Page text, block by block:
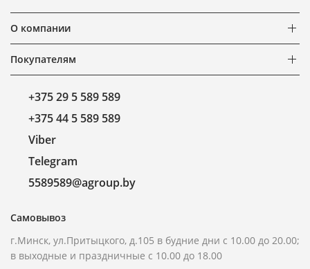
О компании
Покупателям
+375 29 5 589 589
+375 44 5 589 589
Viber
Telegram
5589589@agroup.by
Самовывоз
г.Минск, ул.Притыцкого, д.105 в будние дни с 10.00 до 20.00;
в выходные и праздничные с 10.00 до 18.00